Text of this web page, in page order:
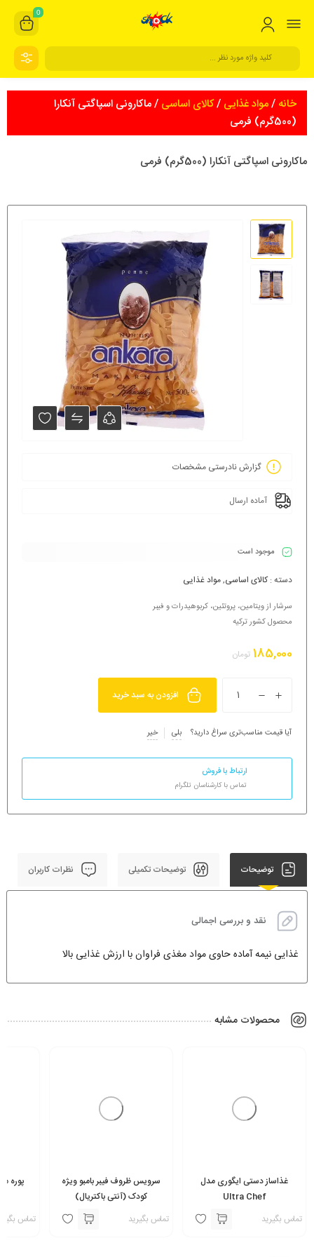
0
خانه /مواد غذایی /کالای اساسی / ماکارونی اسپاگتی آنکارا
(500گرم) فرمی
ماکارونی اسپاگتی آنکارا (500گرم) فرمی
گزارش نادرستی مشخصات
آماده ارسال
موجود است
دسته :کالای اساسی,مواد غذایی
سرشار از ویتامین، پروتئین، کربوهیدرات و فیبر
محصول کشور ترکیه
185,000 تومان
افزودن به سبد خرید
آیا قیمت مناسب‌تری سراغ دارید؟ بلی خیر
ارتباط با فروش
تماس با کارشناسان تلگرام
توضیحات توضیحات تکمیلی نظرات کاربران
نقد و بررسی اجمالی
غذایی نیمه آماده حاوی مواد مغذی فراوان با ارزش غذایی بالا
محصولات مشابه
غذاساز دستی ایگوری مدل
Ultra Chef
تماس بگیرید
سرویس ظروف فیبر بامبو ویژه
کودک (آنتی باکتریال)
تماس بگیرید
پوره
تماس